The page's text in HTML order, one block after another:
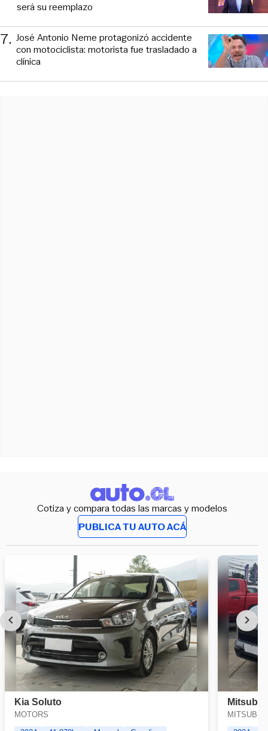
será su reemplazo
7. José Antonio Neme protagonizó accidente
con motociclista: motorista fue trasladado a
clínica
Cotiza y compara todas las marcas y modelos
PUBLICA TU AUTO ACÁ